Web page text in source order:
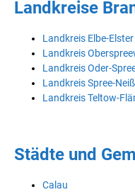
Landkreise
Landkreis Elbe-Elster
Landkreis
Landkreis Oder-
Landkreis Spree-
Landkreis Teltow-
Städte und
Calau